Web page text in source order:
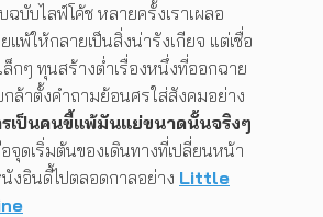
ฉบับไลฟ์โค้ช หลายครั้งเราเผลอ
แพ้ให้กลายเป็นสิ่งน่ารังเกียจ แต่เชื่อ
กๆ ทุนสร้างต่ำเรื่องหนึ่งที่ออกฉาย
ล้าตั้งคำถามย้อนศรใส่สังคมอย่าง
รเป็นคนขี้แพ้มันแย่ขนาดนั้นจริงๆ
จุดเริ่มต้นของเดินทางที่เปลี่ยนหน้า
งอินดี้ไปตลอดกาลอย่าง Little